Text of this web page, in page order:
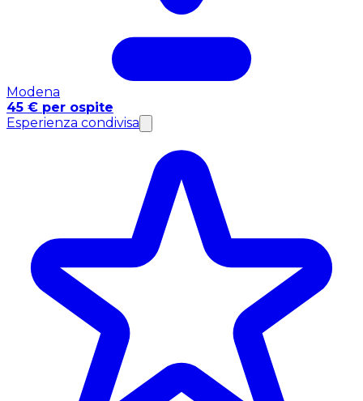
Modena
45 € per ospite
Esperienza condivisa